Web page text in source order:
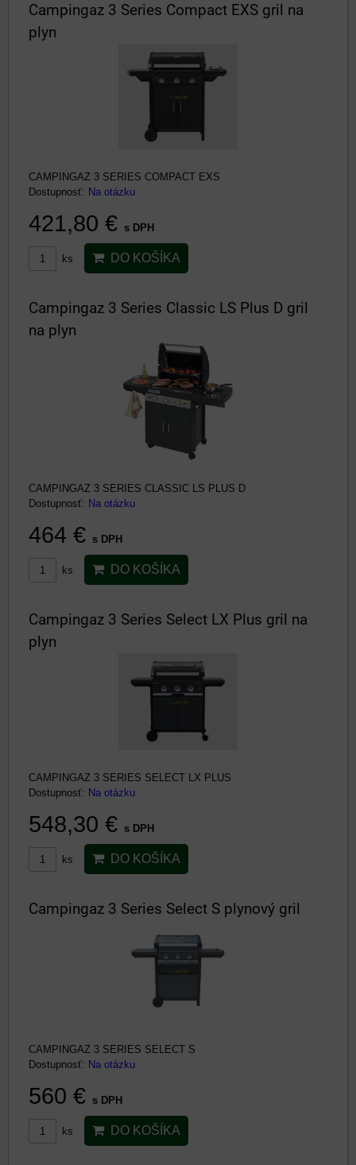
Campingaz 3 Series Compact EXS gril na
plyn
CAMPINGAZ 3 SERIES COMPACT EXS
Dostupnosť: Na otázku
421,80 € s DPH
ks DO KOŠÍKA
Campingaz 3 Series Classic LS Plus D gril
na plyn
CAMPINGAZ 3 SERIES CLASSIC LS PLUS D
Dostupnosť: Na otázku
464 € s DPH
ks DO KOŠÍKA
Campingaz 3 Series Select LX Plus gril na
plyn
CAMPINGAZ 3 SERIES SELECT LX PLUS
Dostupnosť: Na otázku
548,30 € s DPH
ks DO KOŠÍKA
Campingaz 3 Series Select S plynový gril
CAMPINGAZ 3 SERIES SELECT S
Dostupnosť: Na otázku
560 € s DPH
ks DO KOŠÍKA